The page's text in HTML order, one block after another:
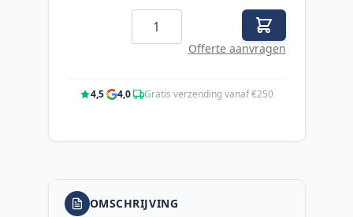
Aantal
Offerte aanvragen
4,5· 4,0· Gratis verzending vanaf €250
OMSCHRIJVING